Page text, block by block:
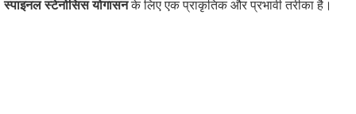
स्पाइनल स्टेनोसिस योगासनके लिए एक प्राकृतिक और प्रभावी तरीका है।